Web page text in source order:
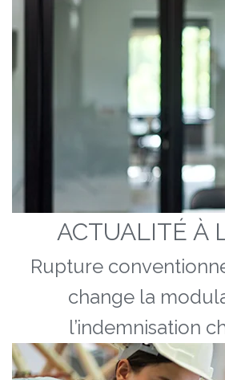
ACTUALITÉ À
Rupture
change la
l’indemnisation